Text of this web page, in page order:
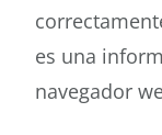
es una
navegador